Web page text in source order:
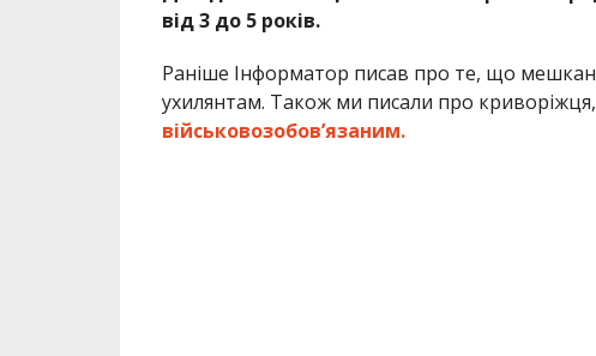
від 3 до 5 років.
Раніше Інформатор писав про те, що
ухилянтам. Також ми писали про
військовозобов’язаним.